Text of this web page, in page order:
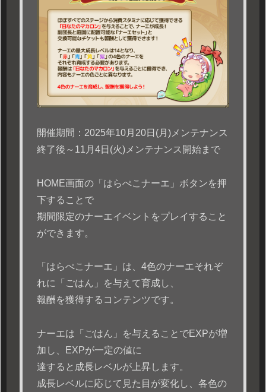
開催期間：2025年10月20日(月)メンテナンス
終了後～11月4日(火)メンテナンス開始まで
HOME画面の「はらぺこナーエ」ボタンを押
下することで
期間限定のナーエイベントをプレイすること
ができます。
「はらぺこナーエ」は、4色のナーエそれぞ
れに「ごはん」を与えて育成し、
報酬を獲得するコンテンツです。
ナーエは「ごはん」を与えることでEXPが増
加し、EXPが一定の値に
達すると成長レベルが上昇します。
成長レベルに応じて見た目が変化し、各色の